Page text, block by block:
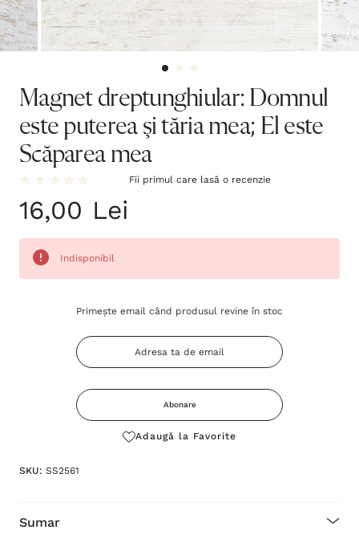
Magnet dreptunghiular: Domnul
este puterea şi tăria mea; El este
Scăparea mea
Fii primul care lasă o recenzie
16,00 Lei
Indisponibil
Primește email când produsul revine în stoc
Abonare
Adaugă la Favorite
SKU: SS2561
Sumar